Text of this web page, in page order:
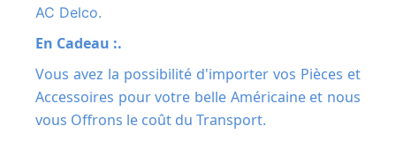
AC Delco.
En Cadeau :.
Vous avez la possibilité d'importer vos Pièces et
Accessoires pour votre belle Américaine et nous
vous Offrons le coût du Transport.